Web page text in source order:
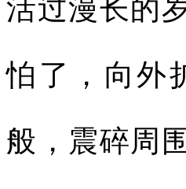
活过漫长的
怕了，向外
般，震碎周